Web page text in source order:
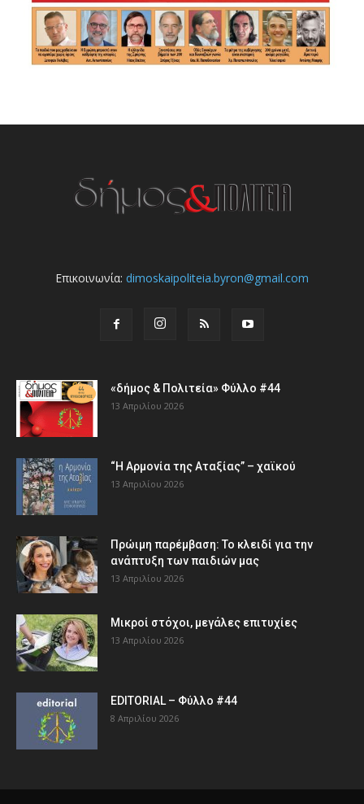
Επικοινωνία: dimoskaipoliteia.byron@gmail.com
«δήμος & Πολιτεία» Φύλλο #44
13 Απριλίου 2026
“Η Αρμονία της Αταξίας” – χαϊκού
13 Απριλίου 2026
Πρώιμη παρέμβαση: Το κλειδί για την
ανάπτυξη των παιδιών µας
13 Απριλίου 2026
Μικροί στόχοι, μεγάλες επιτυχίες
13 Απριλίου 2026
EDITORIAL – Φύλλο #44
8 Απριλίου 2026